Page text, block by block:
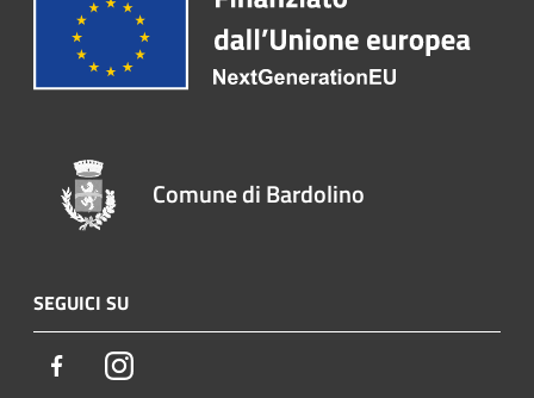
Comune di Bardolino
SEGUICI SU
FacebookInstagram